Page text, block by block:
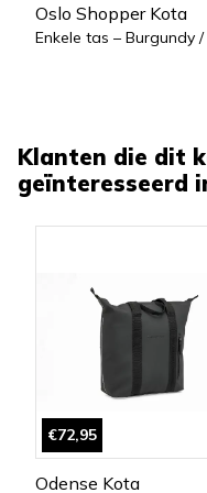
Oslo Shopper Kota
Enkele tas – Burgundy /
Klanten die dit
geïnteresseerd
€72,95
Odense Kota